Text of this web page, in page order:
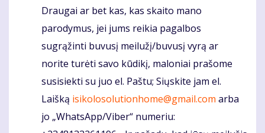
Draugai ar bet kas, kas skaito mano
parodymus, jei jums reikia pagalbos
sugrąžinti buvusį meilužį/buvusį vyrą ar
norite turėti savo kūdikį, maloniai prašome
susisiekti su juo el. Paštu; Siųskite jam el.
Laišką isikolosolutionhome@gmail.com arba
jo „WhatsApp/Viber“ numeriu: